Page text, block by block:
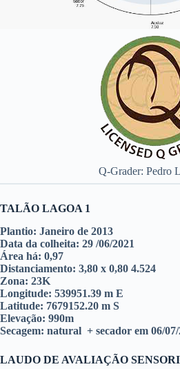
Q-Grader: Pedro
TALÃO LAGOA 1
Plantio: Janeiro de 2013
Data da colheita: 29 /06/2021
Área há: 0,97
Distanciamento: 3,80 x 0,80 4.524
Zona: 23K
Longitude: 539951.39 m E
Latitude: 7679152.20 m S
Elevação: 990m
Secagem: natural + secador em 06/07/
LAUDO DE AVALIAÇÃO